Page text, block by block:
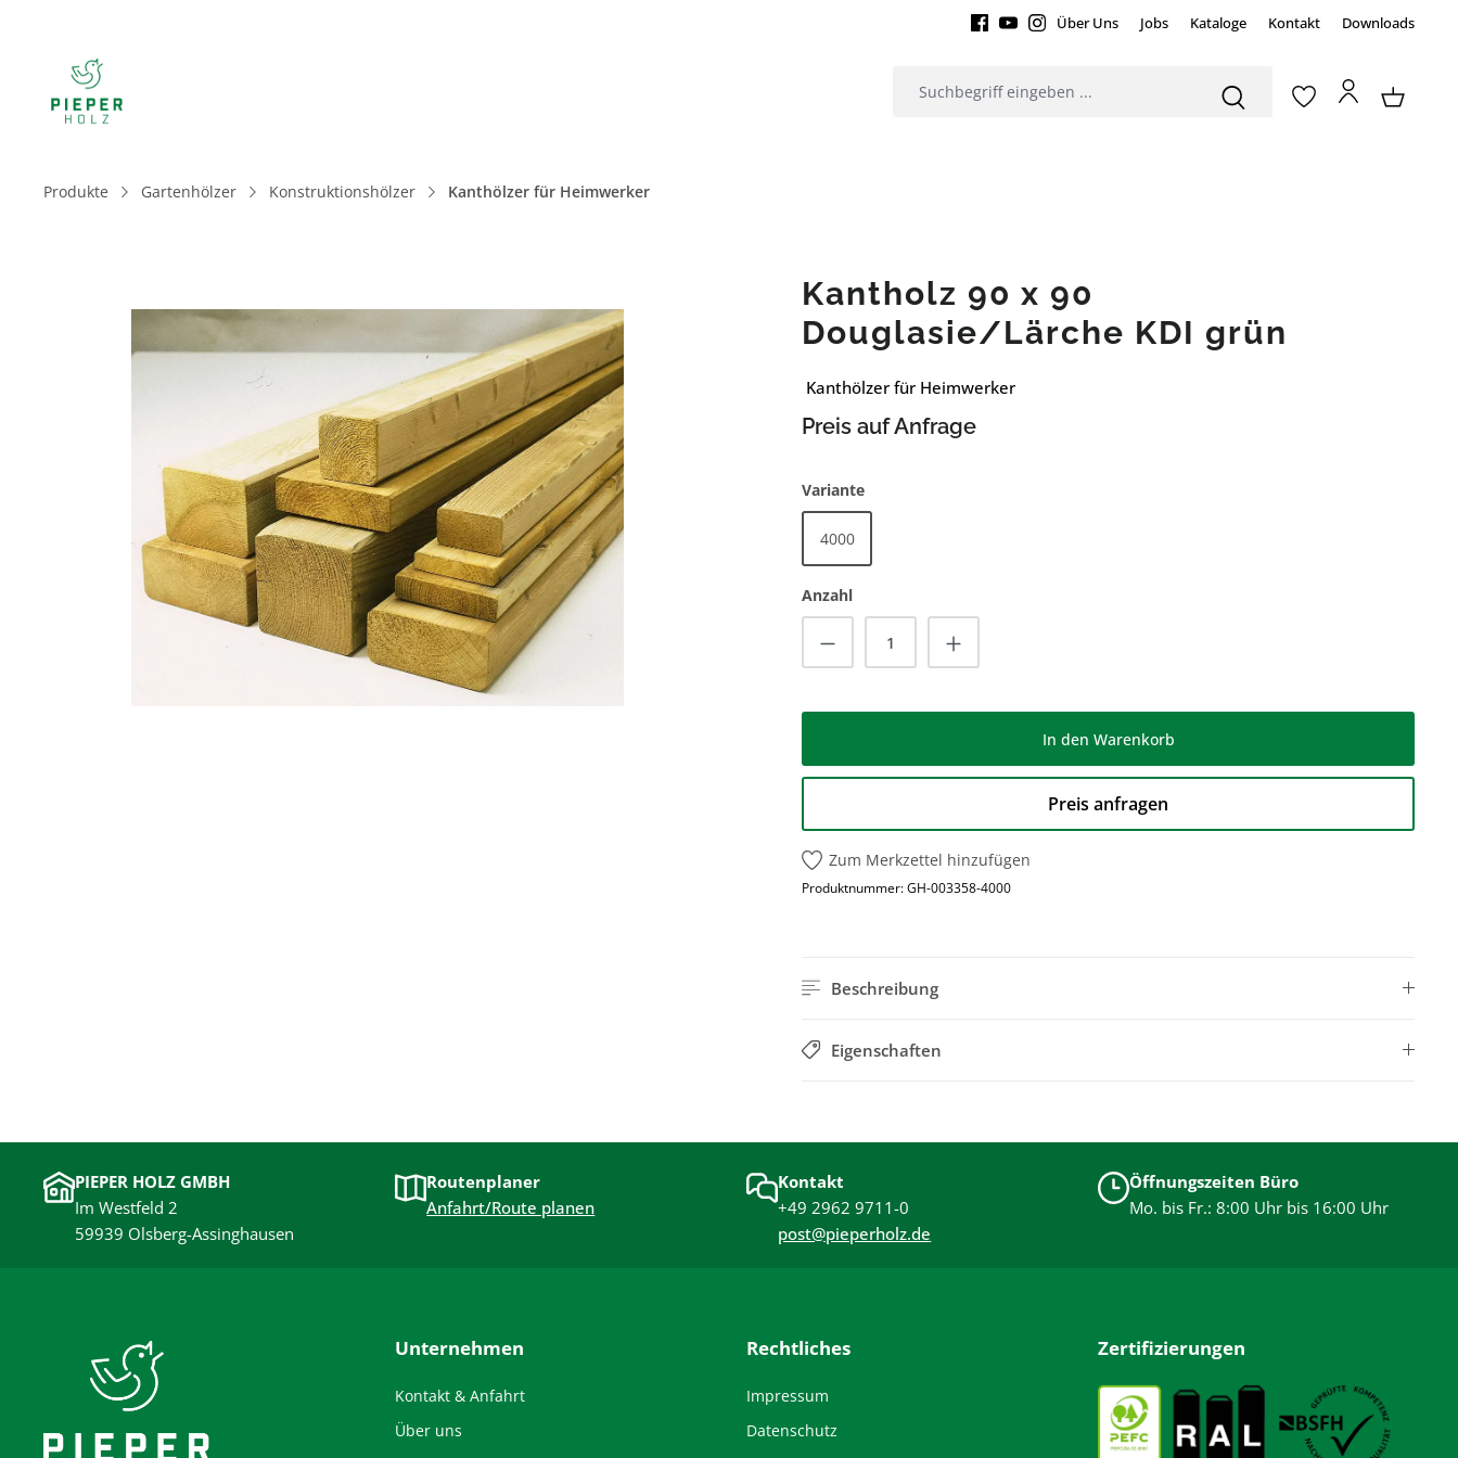
Über Uns Jobs Kataloge Kontakt Downloads
Produkte Gartenhölzer Konstruktionshölzer Kanthölzer für Heimwerker
Kantholz 90 x 90
Douglasie/Lärche KDI grün
Kanthölzer für Heimwerker
Preis auf Anfrage
Varianteauswählen
4000
Anzahl
Produkt Anzahl: Gib den gewünschten Wert ein
In den Warenkorb
Preis anfragen
Zum Merkzettel hinzufügen
Produktnummer:GH-003358-4000
Beschreibung
Eigenschaften
PIEPER HOLZ GMBH
Im Westfeld 2
59939 Olsberg-Assinghausen
Routenplaner
Anfahrt/Route planen
Kontakt
+49 2962 9711-0
post@pieperholz.de
Öffnungszeiten Büro
Mo. bis Fr.: 8:00 Uhr bis 16:00 Uhr
Unternehmen
Kontakt & Anfahrt
Über uns
Rechtliches
Impressum
Datenschutz
Zertifizierungen